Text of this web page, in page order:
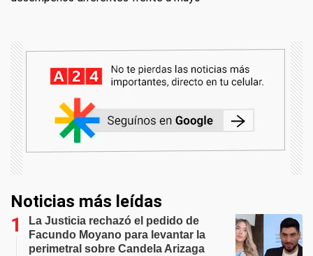
Noticias más leídas
La Justicia rechazó el pedido de
Facundo Moyano para levantar la
perimetral sobre Candela Arizaga